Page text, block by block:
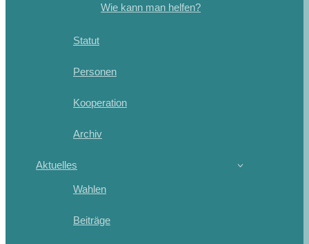
Wie kann man helfen?
Statut
Personen
Kooperation
Archiv
Aktuelles
Wahlen
Beiträge